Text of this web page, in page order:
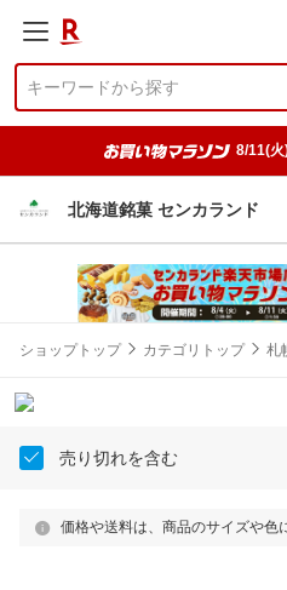
8/11(
北海道銘菓 センカランド
ショップトップ カテゴリトップ 札
売り切れを含む
価格や送料は、商品のサイズや色